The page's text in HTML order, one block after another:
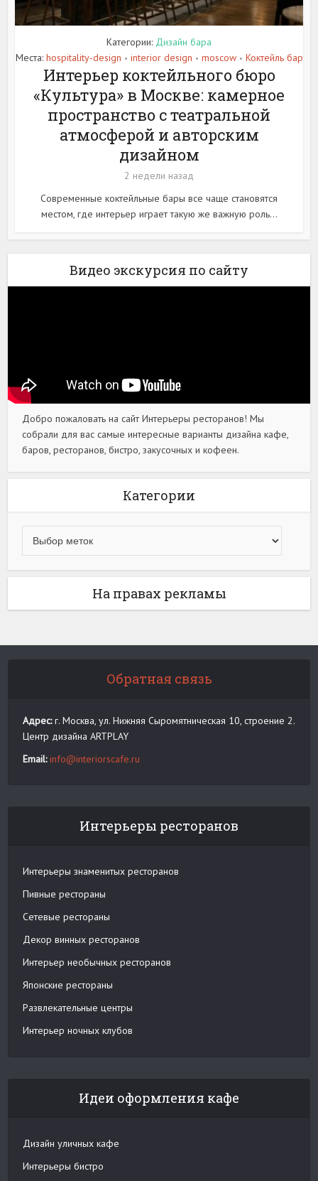
Категории: Дизайн бара
Места: hospitality-design • interior design • moscow • Коктейль бар
Интерьер коктейльного бюро
«Культура» в Москве: камерное
пространство с театральной
атмосферой и авторским
дизайном
2 недели назад
Современные коктейльные бары все чаще становятся
местом, где интерьер играет такую же важную роль...
Видео экскурсия по сайту
Добро пожаловать на сайт Интерьеры ресторанов! Мы
собрали для вас самые интересные варианты дизайна кафе,
баров, ресторанов, бистро, закусочных и кофеен.
Категории
На правах рекламы
Обратная связь
Адрес:г. Москва, ул. Нижняя Сыромятническая 10, строение 2.
Центр дизайна ARTPLAY
Email: info@interiorscafe.ru
Интерьеры ресторанов
Интерьеры знаменитых ресторанов
Пивные рестораны
Сетевые рестораны
Декор винных ресторанов
Интерьер необычных ресторанов
Японские рестораны
Развлекательные центры
Интерьер ночных клубов
Идеи оформления кафе
Дизайн уличных кафе
Интерьеры бистро